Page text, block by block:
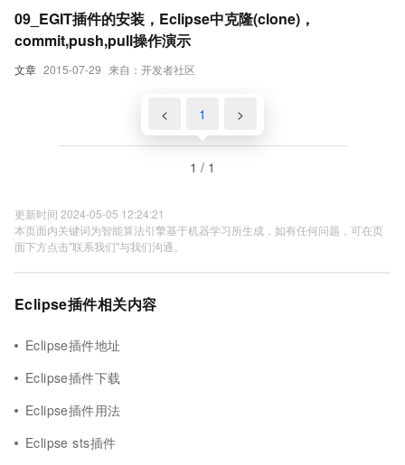
文章 2015-07-29 来自：开发者社区
09_EGIT插件的安装，Eclipse中克隆(clone)，
commit,push,pull操作演示
< 1 >
1 / 1
更新时间 2024-05-05 12:24:21
本页面内关键词为智能算法引擎基于机器学习所生成，如有任何问题，可在页
面下方点击"联系我们"与我们沟通。
Eclipse插件相关内容
Eclipse插件地址
Eclipse插件下载
Eclipse插件用法
Eclipse sts插件